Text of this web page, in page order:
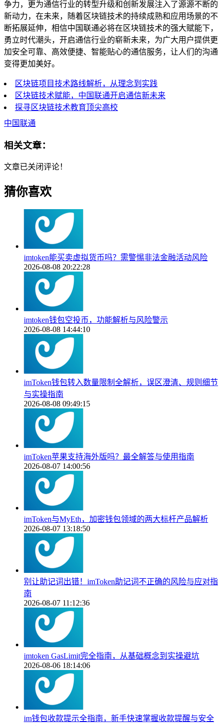
争力，更为通信行业的转型升级和创新发展注入了源源不断的
新动力，在未来，随着区块链技术的持续成熟和应用场景的不
断拓展延伸，相信中国联通必将在区块链技术的强大赋能下，
勇立时代潮头，开启通信行业的崭新未来，为广大用户提供更
加安全可靠、高效便捷、智能贴心的通信服务，让人们的沟通
变得更加美好。
区块链项目技术路线解析，从理念到实践
区块链技术赋能，中国联通开启通信新未来
探寻区块链技术教育顶尖高校
中国联通
相关文章：
文章已关闭评论！
猜你喜欢
imtoken能买卖虚拟货币吗？需警惕非法金融活动风险
2026-08-08 20:22:28
imtoken钱包空投币，功能解析与风险警示
2026-08-08 14:44:10
imToken钱包转入数量限制全解析，误区澄清、规则细节
与实操指南
2026-08-08 09:49:15
imToken苹果支持海外版吗？最全解答与使用指南
2026-08-07 14:00:56
imToken与MyEth，加密钱包领域的两大标杆产品解析
2026-08-07 13:18:50
别让助记词出错！imToken助记词不正确的风险与应对指
南
2026-08-07 11:12:36
imtoken GasLimit完全指南，从基础概念到实操避坑
2026-08-06 18:14:06
im钱包收款提示全指南，新手快速掌握收款提醒与安全